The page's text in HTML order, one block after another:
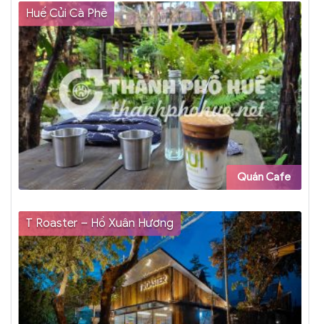
Huế Củi Cà Phê
Quán Cafe
T Roaster – Hồ Xuân Hương